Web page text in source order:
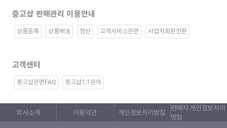
중고샵 판매관리 이용안내
상품등록 상품배송 정산 고객서비스관련 사업자회원전환
고객센터
중고샵관련FAQ 중고샵1:1문의
회사소개 이용약관 개인정보처리방침
판매자 개인정보처리
방침